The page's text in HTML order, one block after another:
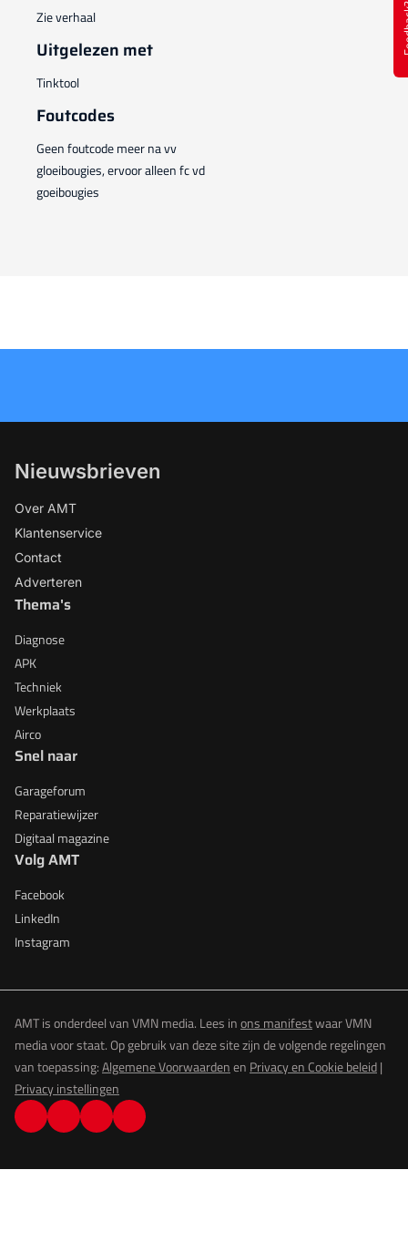
Zie verhaal
Uitgelezen met
Tinktool
Foutcodes
Geen foutcode meer na vv
gloeibougies, ervoor alleen fc vd
goeibougies
Nieuwsbrieven
Over AMT
Klantenservice
Contact
Adverteren
Thema's
Diagnose
APK
Techniek
Werkplaats
Airco
Snel naar
Garageforum
Reparatiewijzer
Digitaal magazine
Volg AMT
Facebook
LinkedIn
Instagram
AMT is onderdeel van VMN media. Lees inons manifestwaar VMN
media voor staat. Op gebruik van deze site zijn de volgende regelingen
van toepassing:Algemene Voorwaardenen Privacy en Cookie beleid|
Privacy instellingen